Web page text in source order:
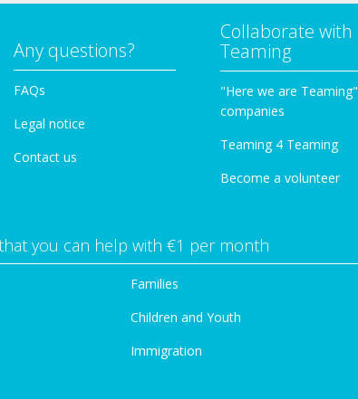
Any questions?
FAQs
Legal notice
Contact us
Collaborate with
Teaming
"Here we are Teaming"
companies
Teaming 4 Teaming
Become a volunteer
you can help with €1 per month
Families
Children and Youth
Immigration